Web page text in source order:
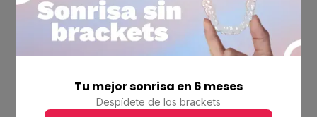
Tu mejor sonrisa en 6 meses
Despídete de los brackets